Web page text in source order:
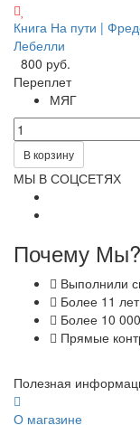
Книга На пути |
Лебелли
800 руб.
Переплет
МЯГ
В корзину
МЫ В СОЦСЕТЯХ
Почему Мы?
Выполнили
Более 11
Более 10
Прямые
Полезная
О магазине